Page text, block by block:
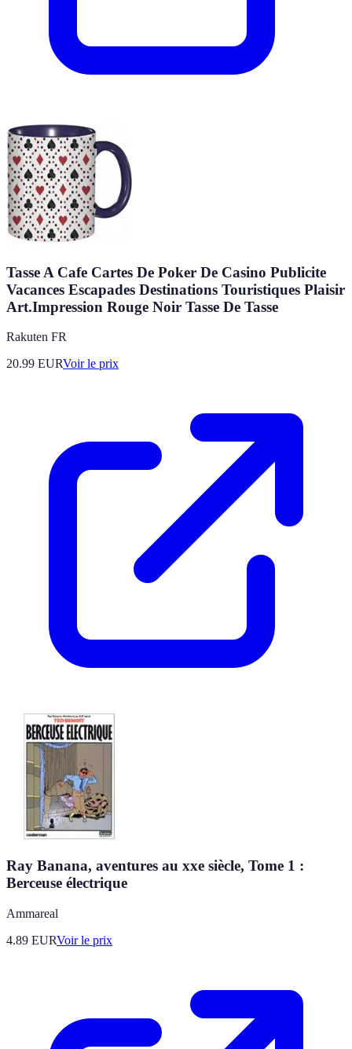
Tasse A Cafe Cartes De Poker De Casino Publicite
Vacances Escapades Destinations Touristiques Plaisir
Art.Impression Rouge Noir Tasse De Tasse
Rakuten FR
20.99 EURVoir le prix
Ray Banana, aventures au xxe siècle, Tome 1 :
Berceuse électrique
Ammareal
4.89 EURVoir le prix